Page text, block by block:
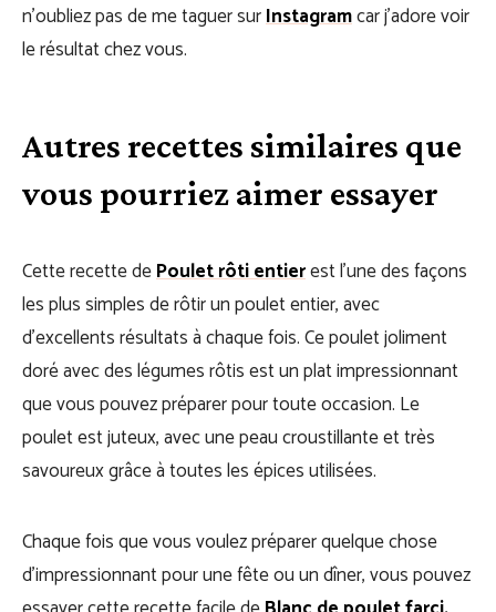
n’oubliez pas de me taguer surInstagramcar j’adore voir
le résultat chez vous.
Autres recettes similaires que
vous pourriez aimer essayer
Cette recette dePoulet rôti entierest l’une des façons
les plus simples de rôtir un poulet entier, avec
d’excellents résultats à chaque fois. Ce poulet joliment
doré avec des légumes rôtis est un plat impressionnant
que vous pouvez préparer pour toute occasion. Le
poulet est juteux, avec une peau croustillante et très
savoureux grâce à toutes les épices utilisées.
Chaque fois que vous voulez préparer quelque chose
d’impressionnant pour une fête ou un dîner, vous pouvez